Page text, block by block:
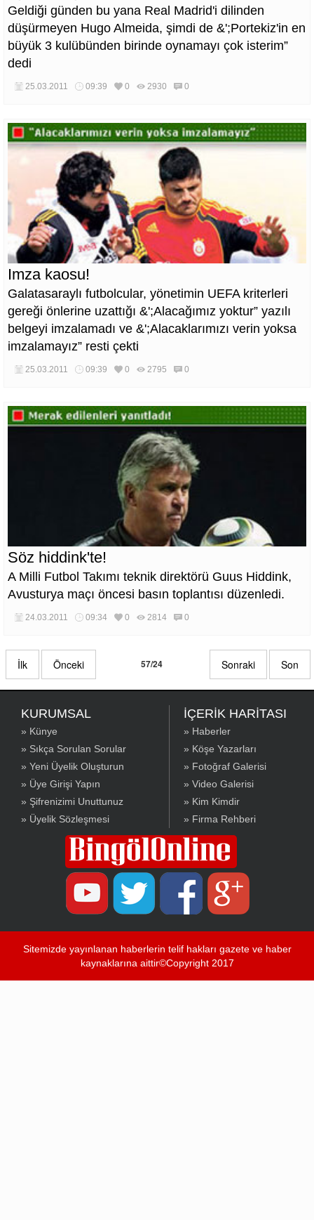
Geldiği günden bu yana Real Madrid'i dilinden
düşürmeyen Hugo Almeida, şimdi de &';Portekiz'in en
büyük 3 kulübünden birinde oynamayı çok isterim”
dedi
25.03.2011 09:39 0 2930 0
Imza kaosu!
Galatasaraylı futbolcular, yönetimin UEFA kriterleri
gereği önlerine uzattığı &';Alacağımız yoktur” yazılı
belgeyi imzalamadı ve &';Alacaklarımızı verin yoksa
imzalamayız” resti çekti
25.03.2011 09:39 0 2795 0
Söz hiddink'te!
A Milli Futbol Takımı teknik direktörü Guus Hiddink,
Avusturya maçı öncesi basın toplantısı düzenledi.
24.03.2011 09:34 0 2814 0
İlk Önceki 57/24 Sonraki Son
KURUMSAL
» Künye
» Sıkça Sorulan Sorular
» Yeni Üyelik Oluşturun
» Üye Girişi Yapın
» Şifrenizimi Unuttunuz
» Üyelik Sözleşmesi
İÇERİK HARİTASI
» Haberler
» Köşe Yazarları
» Fotoğraf Galerisi
» Video Galerisi
» Kim Kimdir
» Firma Rehberi
Sitemizde yayınlanan haberlerin telif hakları gazete ve haber
kaynaklarına aittir©Copyright 2017